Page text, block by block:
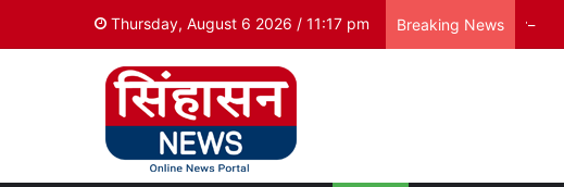
Thursday, August 6 2026 / 11:17 pm Breaking News भाजप